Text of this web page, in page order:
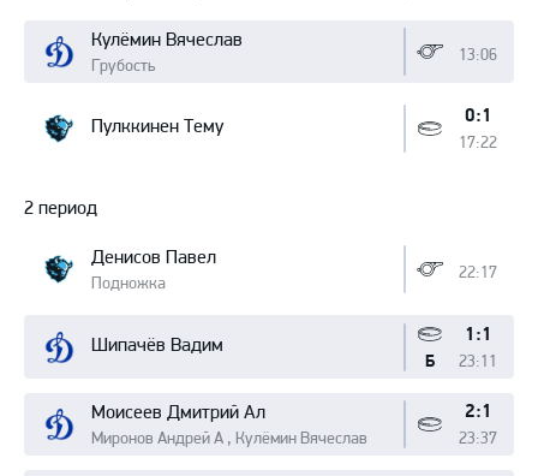
Кулёмин Вячеслав
Грубость
13:06
Пулккинен Тему 0:1
17:22
2 период
Денисов Павел
Подножка
22:17
Шипачёв Вадим 1:1
23:11
Б
Моисеев Дмитрий Ал
Миронов Андрей А , Кулёмин Вячеслав
2:1
23:37